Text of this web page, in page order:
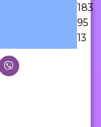
183
95
13